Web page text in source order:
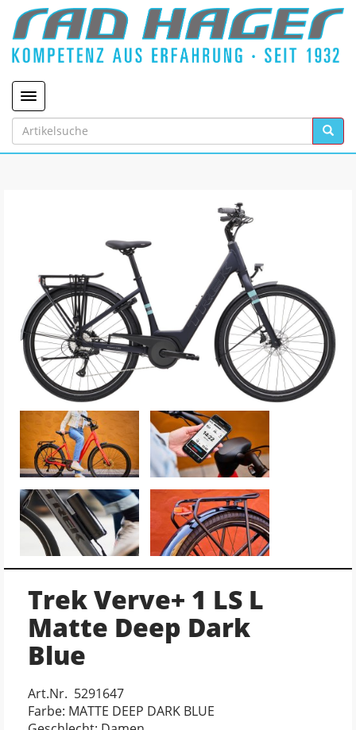
Toggle navigation
Trek Verve+ 1 LS L
Matte Deep Dark
Blue
Art.Nr. 5291647
Farbe: MATTE DEEP DARK BLUE